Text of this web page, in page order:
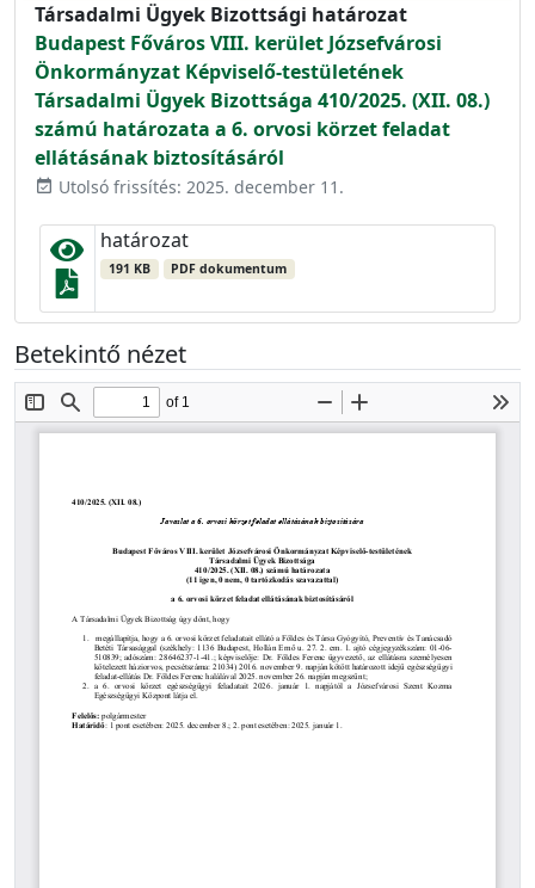
Társadalmi Ügyek Bizottsági határozat
Budapest Főváros VIII. kerület Józsefvárosi
Önkormányzat Képviselő-testületének
Társadalmi Ügyek Bizottsága 410/2025. (XII. 08.)
számú határozata a 6. orvosi körzet feladat
ellátásának biztosításáról
event_available Utolsó frissítés: 2025. december 11.
határozat
191 KB PDF dokumentum
Betekintő nézet